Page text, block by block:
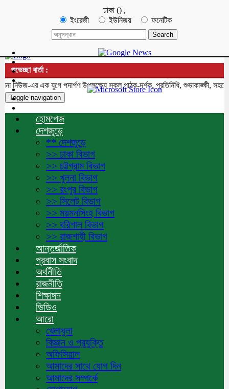
ঢাকা () ,
ইংরেজী
ইউনিজয় ফনেটিক
শুভেচ্ছা বার্তা :
এর এক যুগে পদার্পণ উপলক্ষ্যে সকল পাঠক-দর্শক, প্রতিনিধি, শুভাকাঙ্ক্ষী,
Toggle navigation
হোমপেজ
দেশজুড়ে
** দেশজুড়ে
>> ঢাকা বিভাগ
>> চট্টগ্রাম বিভাগ
>> খুলনা বিভাগ
>> রংপুর বিভাগ
>> সিলেট বিভাগ
>> ময়মনসিংহ বিভাগ
>> বরিশাল বিভাগ
>> রাজশাহী বিভাগ
আন্তর্জাতিক
প্রবাস সংবাদ
অর্থনীতি
রাজনীতি
শিক্ষাঙ্গন
ভিডিও
আরো
খেলাধুলা
বিজ্ঞান ও প্রযুক্তি
অফিসিয়াল
আমাদের সাথে যোগ দিন
আমাদের সম্পর্কে